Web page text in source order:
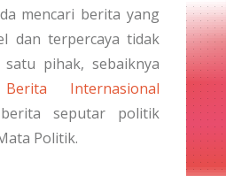
mencari berita yang
dan terpercaya tidak
pihak, sebaiknya
Berita Internasional
seputar politik
Politik.